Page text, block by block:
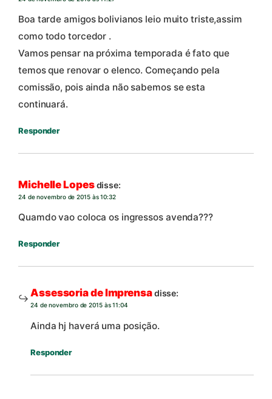
Boa tarde amigos bolivianos leio muito triste,assim
como todo torcedor .
Vamos pensar na próxima temporada é fato que
temos que renovar o elenco. Começando pela
comissão, pois ainda não sabemos se esta
continuará.
Responder
Michelle Lopesdisse:
24 de novembro de 2015 às 10:32
Quamdo vao coloca os ingressos avenda???
Responder
Assessoria de Imprensadisse:
24 de novembro de 2015 às 11:04
Ainda hj haverá uma posição.
Responder